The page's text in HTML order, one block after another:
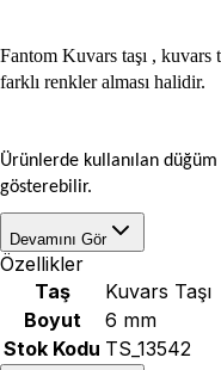
Fantom Kuvars taşı , kuvars
farklı renkler alması halidir.
Ürünlerde kullanılan
gösterebilir.
Devamını Gör
Özellikler
Taş
Kuvars Taşı
Boyut
6 mm
Stok Kodu TS_13542